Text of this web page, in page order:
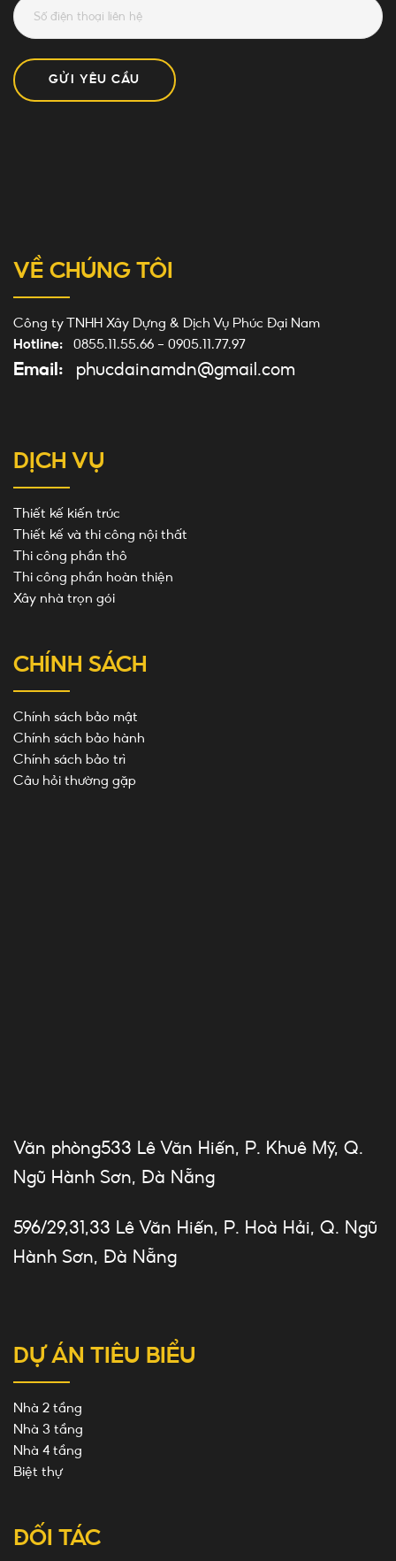
GỬI YÊU CẦU
VỀ CHÚNG TÔI
Công ty TNHH Xây Dựng & Dịch Vụ Phúc Đại Nam
Hotline:
0855.11.55.66 - 0905.11.77.97
Email: phucdainamdn@gmail.com
DỊCH VỤ
Thiết kế kiến trúc
Thiết kế và thi công nội thất
Thi công phần thô
Thi công phần hoàn thiện
Xây nhà trọn gói
CHÍNH SÁCH
Chính sách bảo mật
Chính sách bảo hành
Chính sách bảo trì
Câu hỏi thường gặp
Văn phòng533 Lê Văn Hiến, P. Khuê Mỹ, Q.
Ngũ Hành Sơn, Đà Nẵng
596/29,31,33 Lê Văn Hiến, P. Hoà Hải, Q. Ngũ
Hành Sơn, Đà Nẵng
DỰ ÁN TIÊU BIỂU
Nhà 2 tầng
Nhà 3 tầng
Nhà 4 tầng
Biệt thự
ĐỐI TÁC